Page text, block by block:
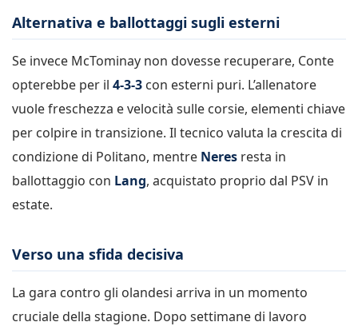
Alternativa e ballottaggi sugli esterni
Se invece McTominay non dovesse recuperare, Conte
opterebbe per il 4-3-3 con esterni puri. L’allenatore
vuole freschezza e velocità sulle corsie, elementi chiave
per colpire in transizione. Il tecnico valuta la crescita di
condizione di Politano, mentre Neres resta in
ballottaggio con Lang, acquistato proprio dal PSV in
estate.
Verso una sfida decisiva
La gara contro gli olandesi arriva in un momento
cruciale della stagione. Dopo settimane di lavoro